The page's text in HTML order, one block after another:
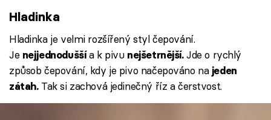
Hladinka
Hladinka je velmi rozšířený styl čepování.
Je nejjednoduššía k pivu nejšetrnější.Jde o rychlý
způsob čepování, kdy je pivo načepováno na jeden
zátah.Tak si zachová jedinečný říz a čerstvost.